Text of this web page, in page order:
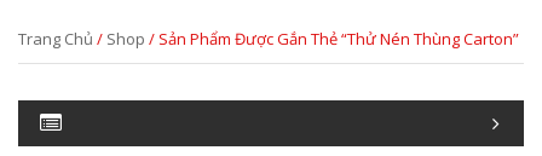
Trang Chủ / Shop / Sản Phẩm Được Gắn Thẻ “thử Nén Thùng Carton”